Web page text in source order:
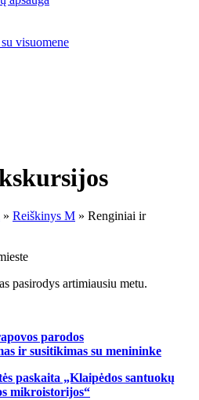
visuomene
» Reiškinys M » Renginiai ir
pasirodys artimiausiu metu.
parodos
ir susitikimas su menininke
paskaita „Klaipėdos santuokų
mikroistorijos“